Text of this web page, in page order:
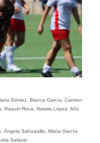
Gómez, Blanca García, Carmen
Raquel Roca, Natalia López, Añó
Ángela Sahuquillo, María García,
Salazar